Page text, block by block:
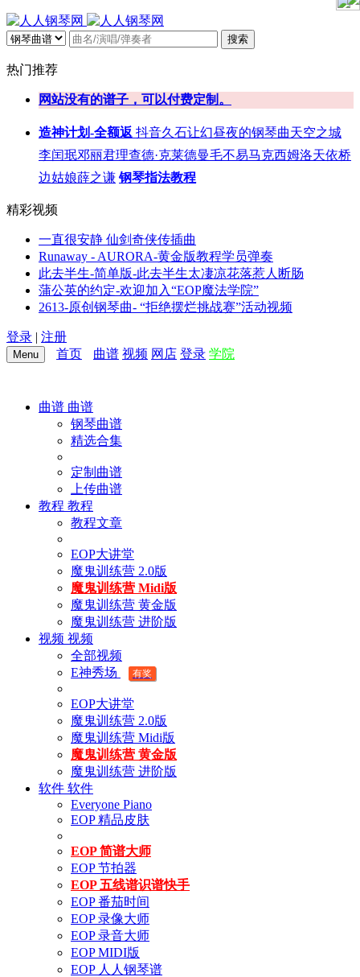
搜索
热门推荐
网站没有的谱子，可以付费定制。
造神计划-全额返 抖音久石让幻昼夜的钢琴曲天空之城
李闰珉邓丽君理查德·克莱德曼毛不易马克西姆洛天依桥
边姑娘薛之谦 钢琴指法教程
精彩视频
一直很安静 仙剑奇侠传插曲
Runaway - AURORA-黄金版教程学员弹奏
此去半生-简单版-此去半生太凄凉花落惹人断肠
蒲公英的约定-欢迎加入“EOP魔法学院”
2613-原创钢琴曲- “拒绝摆烂挑战赛”活动视频
登录 | 注册
Menu 首页 曲谱 视频 网店 登录 学院
曲谱 曲谱
钢琴曲谱
精选合集
定制曲谱
上传曲谱
教程 教程
教程文章
EOP大讲堂
魔鬼训练营 2.0版
魔鬼训练营 Midi版
魔鬼训练营 黄金版
魔鬼训练营 进阶版
视频 视频
全部视频
E神秀场
有奖
EOP大讲堂
魔鬼训练营 2.0版
魔鬼训练营 Midi版
魔鬼训练营 黄金版
魔鬼训练营 进阶版
软件 软件
Everyone Piano
EOP 精品皮肤
EOP 简谱大师
EOP 节拍器
EOP 五线谱识谱快手
EOP 番茄时间
EOP 录像大师
EOP 录音大师
EOP MIDI版
EOP 人人钢琴谱